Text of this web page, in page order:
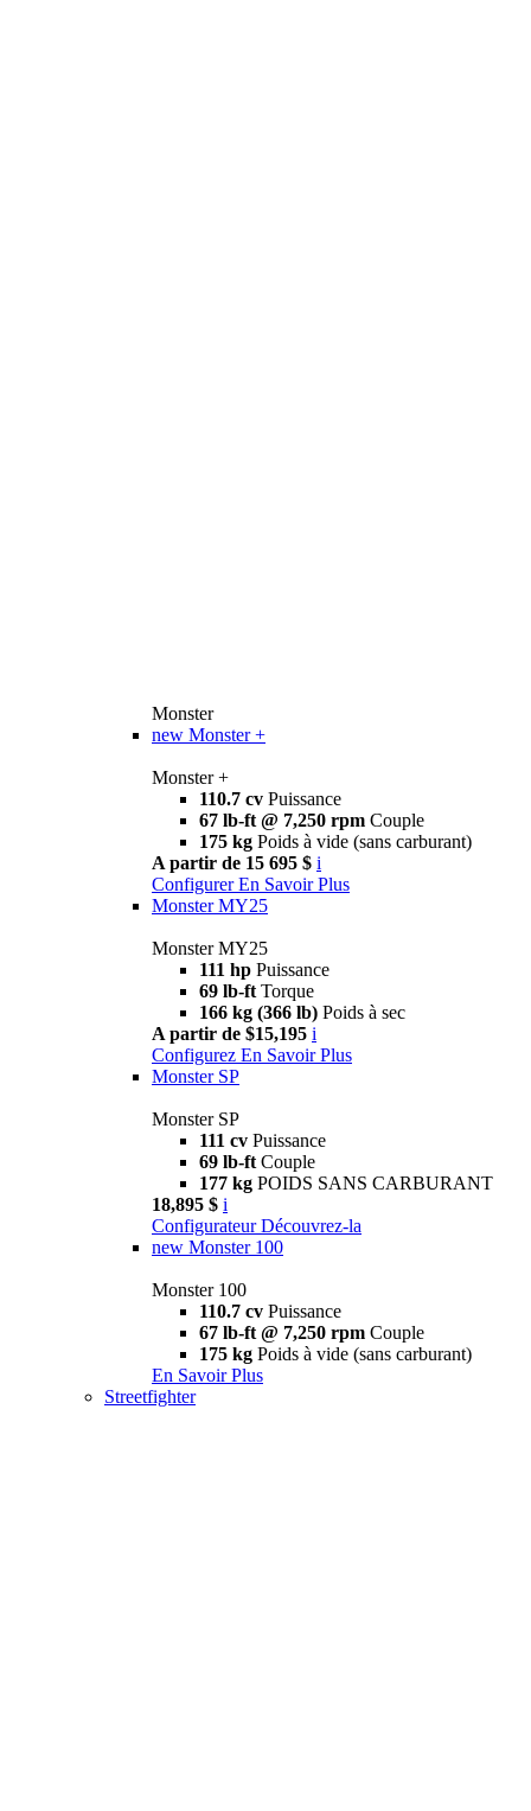
Monster
new Monster +
Monster +
110.7 cv Puissance
67 lb-ft @ 7,250 rpm Couple
175 kg Poids à vide (sans carburant)
A partir de 15 695 $ i
Configurer En Savoir Plus
Monster MY25
Monster MY25
111 hp Puissance
69 lb-ft Torque
166 kg (366 lb) Poids à sec
A partir de $15,195 i
Configurez En Savoir Plus
Monster SP
Monster SP
111 cv Puissance
69 lb-ft Couple
177 kg POIDS SANS CARBURANT
18,895 $ i
Configurateur Découvrez-la
new Monster 100
Monster 100
110.7 cv Puissance
67 lb-ft @ 7,250 rpm Couple
175 kg Poids à vide (sans carburant)
En Savoir Plus
Streetfighter